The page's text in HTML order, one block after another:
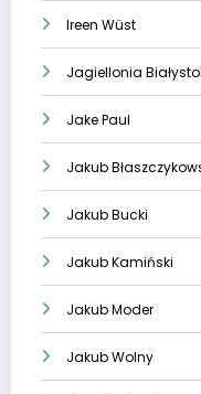
Ireen Wüst
Jagiellonia
Jake Paul
Jakub
Jakub Bucki
Jakub Kamiński
Jakub Moder
Jakub Wolny